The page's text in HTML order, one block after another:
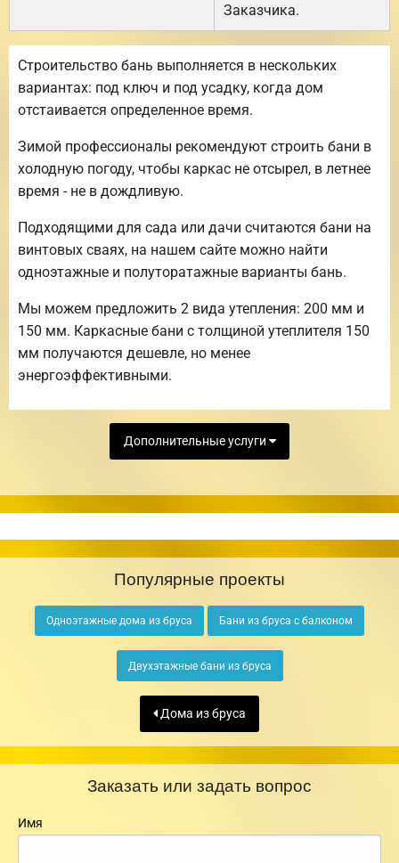
Заказчика.
Строительство бань выполняется в нескольких
вариантах: под ключ и под усадку, когда дом
отстаивается определенное время.
Зимой профессионалы рекомендуют строить бани в
холодную погоду, чтобы каркас не отсырел, в летнее
время - не в дождливую.
Подходящими для сада или дачи считаются бани на
винтовых сваях, на нашем сайте можно найти
одноэтажные и полуторатажные варианты бань.
Мы можем предложить 2 вида утепления: 200 мм и
150 мм. Каркасные бани с толщиной утеплителя 150
мм получаются дешевле, но менее
энергоэффективными.
Дополнительные услуги
Популярные проекты
Одноэтажные дома из бруса Бани из бруса с балконом
Двухэтажные бани из бруса
Дома из бруса
Заказать или задать вопрос
Имя